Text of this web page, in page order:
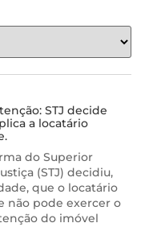
STJ decide
a locatário
do Superior
(STJ) decidiu,
que o locatário
não pode exercer o
do imóvel